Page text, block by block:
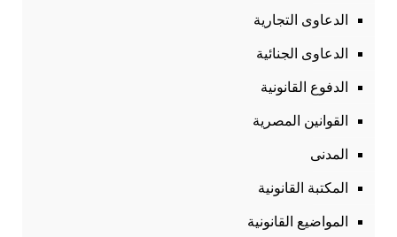
الدعاوى التجارية
الدعاوى الجنائية
الدفوع القانونية
القوانين المصرية
المدنى
المكتبة القانونية
المواضيع القانونية